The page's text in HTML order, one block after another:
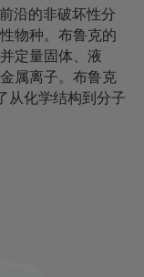
沿的非破坏性分
物种。布鲁克的
定量固体、液
属离子。布鲁克
从化学结构到分子